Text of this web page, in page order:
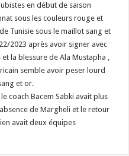
en début de saison
sous les couleurs rouge et
Tunisie sous le maillot sang et
2023 après avoir signer avec
et la blessure de Ala Mustapha ,
semble avoir peser lourd
et or.
coach Bacem Sabki avait plus
de Margheli et le retour
avait deux équipes